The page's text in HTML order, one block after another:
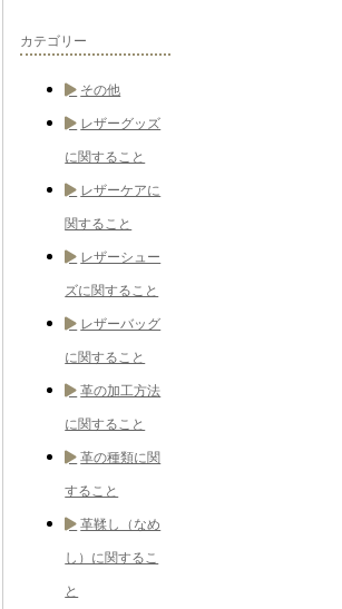
カテゴリー
その他
レザーグッズ
に関すること
レザーケアに
関すること
レザーシュー
ズに関すること
レザーバッグ
に関すること
革の加工方法
に関すること
革の種類に関
すること
革鞣し（なめ
し）に関するこ
と